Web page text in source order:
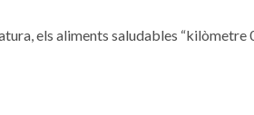
els aliments saludables “kilòmetre